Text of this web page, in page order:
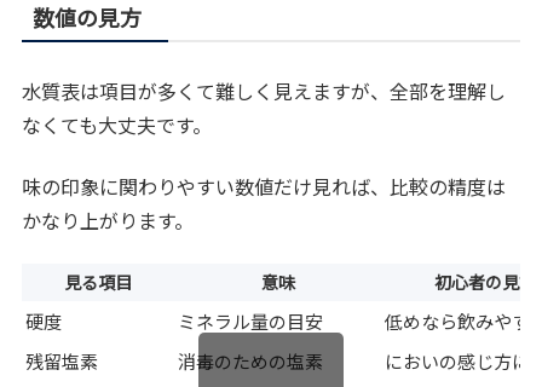
数値の見方
水質表は項目が多くて難しく見えますが、全部を理解し
なくても大丈夫です。
味の印象に関わりやすい数値だけ見れば、比較の精度は
かなり上がります。
見る項目 意味 初心者の見方
硬度 ミネラル量の目安
低めなら飲みやす
残留塩素
消毒のための塩素
においの感じ方に